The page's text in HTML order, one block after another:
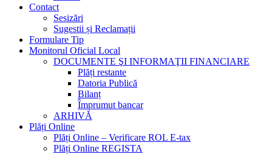
Contact
Sesizări
Sugestii și Reclamații
Formulare Tip
Monitorul Oficial Local
DOCUMENTE ŞI INFORMAŢII FINANCIARE
Plăți restante
Datoria Publică
Bilanț
Împrumut bancar
ARHIVĂ
Plăți Online
Plăți Online – Verificare ROL E-tax
Plăți Online REGISTA